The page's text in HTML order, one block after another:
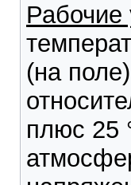
Рабочие
(на
плюс 25